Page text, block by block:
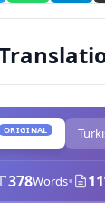
ORIGINAL
378Words• 11